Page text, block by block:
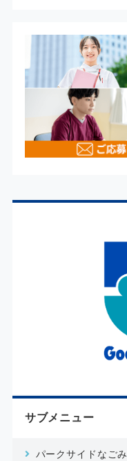
サブメニュー
パークサイドなごみ